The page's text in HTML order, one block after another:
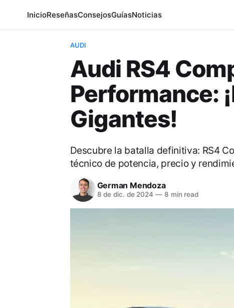
InicioReseñasConsejosGuíasNoticias
AUDI
Audi RS4
Performance:
Gigantes!
Descubre la batalla definitiva: RS4
técnico de potencia, precio y
German Mendoza
8 de dic. de 2024 —8 min read